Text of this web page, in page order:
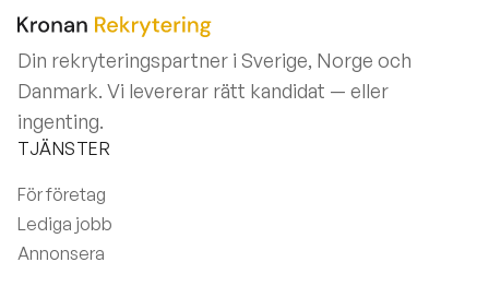
Din rekryteringspartner i Sverige, Norge och
Danmark. Vi levererar rätt kandidat — eller
ingenting.
TJÄNSTER
För företag
Lediga jobb
Annonsera